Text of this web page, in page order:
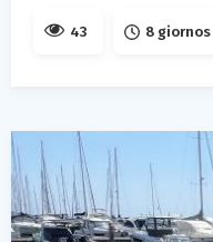
43 8 giornos